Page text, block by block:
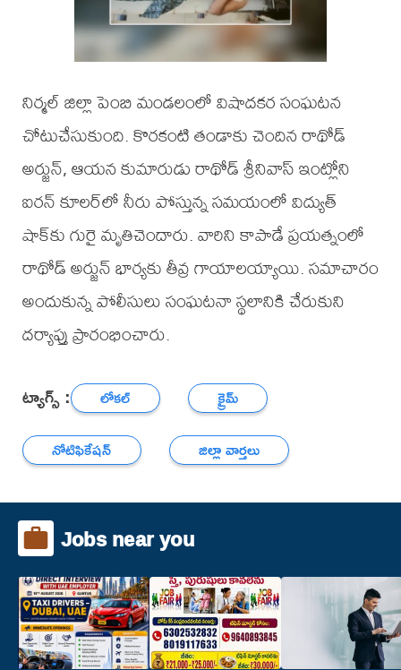
నిర్మల్ జిల్లా పెంబి మండలంలో విషాదకర సంఘటన
చోటుచేసుకుంది. కొరకంటి తండాకు చెందిన రాథోడ్
అర్జున్, ఆయన కుమారుడు రాథోడ్ శ్రీనివాస్ ఇంట్లోని
ఐరన్ కూలర్‌లో నీరు పోస్తున్న సమయంలో విద్యుత్
షాక్‌కు గురై మృతిచెందారు. వారిని కాపాడే ప్రయత్నంలో
రాథోడ్ అర్జున్ భార్యకు తీవ్ర గాయాలయ్యాయి. సమాచారం
అందుకున్న పోలీసులు సంఘటనా స్థలానికి చేరుకుని
దర్యాప్తు ప్రారంభించారు.
ట్యాగ్స్ : లోకల్
క్రైమ్
నోటిఫికేషన్
జిల్లా వార్తలు
Jobs near you